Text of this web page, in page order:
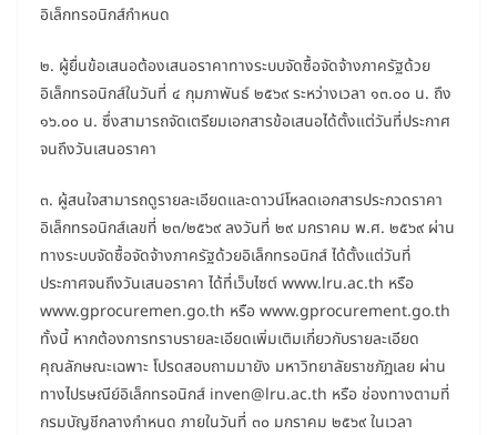
อิเล็กทรอนิกส์กำหนด
๒. ผู้ยื่นข้อเสนอต้องเสนอราคาทางระบบจัดซื้อจัดจ้างภาครัฐด้วย
อิเล็กทรอนิกส์ในวันที่ ๔ กุมภาพันธ์ ๒๕๖๙ ระหว่างเวลา ๑๓.๐๐ น. ถึง
๑๖.๐๐ น. ซึ่งสามารถจัดเตรียมเอกสารข้อเสนอได้ตั้งแต่วันที่ประกาศ
จนถึงวันเสนอราคา
๓. ผู้สนใจสามารถดูรายละเอียดและดาวน์โหลดเอกสารประกวดราคา
อิเล็กทรอนิกส์เลขที่ ๒๓/๒๕๖๙ ลงวันที่ ๒๙ มกราคม พ.ศ. ๒๕๖๙ ผ่าน
ทางระบบจัดซื้อจัดจ้างภาครัฐด้วยอิเล็กทรอนิกส์ ได้ตั้งแต่วันที่
ประกาศจนถึงวันเสนอราคา ได้ที่เว็บไซต์ www.lru.ac.th หรือ
www.gprocuremen.go.th หรือ www.gprocurement.go.th
ทั้งนี้ หากต้องการทราบรายละเอียดเพิ่มเติมเกี่ยวกับรายละเอียด
คุณลักษณะเฉพาะ โปรดสอบถามมายัง มหาวิทยาลัยราชภัฏเลย ผ่าน
ทางไปรษณีย์อิเล็กทรอนิกส์ inven@lru.ac.th หรือ ช่องทางตามที่
กรมบัญชีกลางกำหนด ภายในวันที่ ๓๐ มกราคม ๒๕๖๙ ในเวลา